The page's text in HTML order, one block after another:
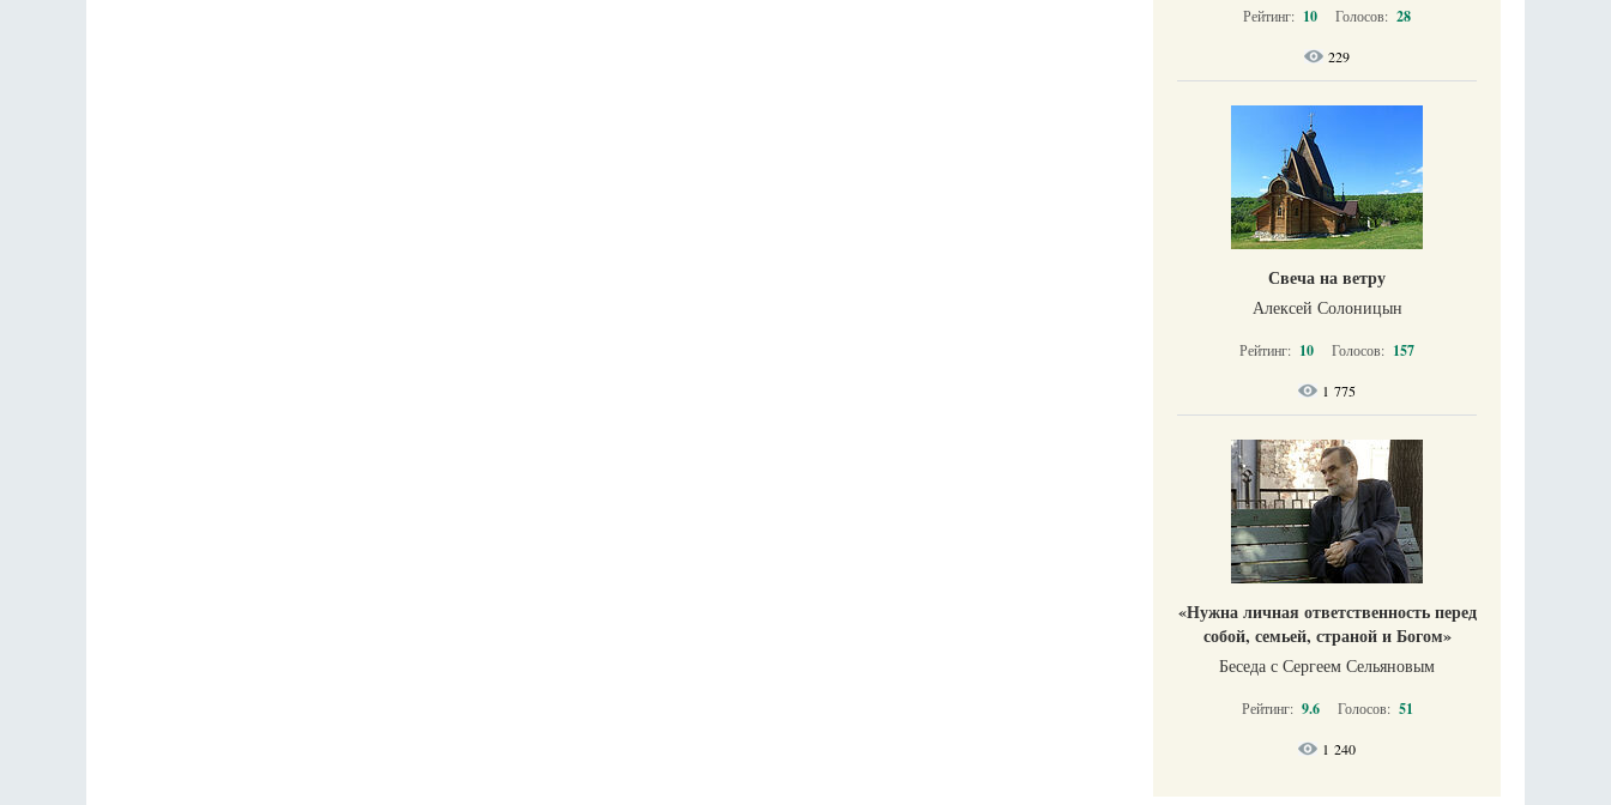
Рейтинг: 10 Голосов: 28
229
Свеча на ветру
Алексей Солоницын
Рейтинг: 10 Голосов: 157
1 775
«Нужна личная ответственность перед
собой, семьей, страной и Богом»
Беседа с Сергеем Сельяновым
Рейтинг: 9.6 Голосов: 51
1 240